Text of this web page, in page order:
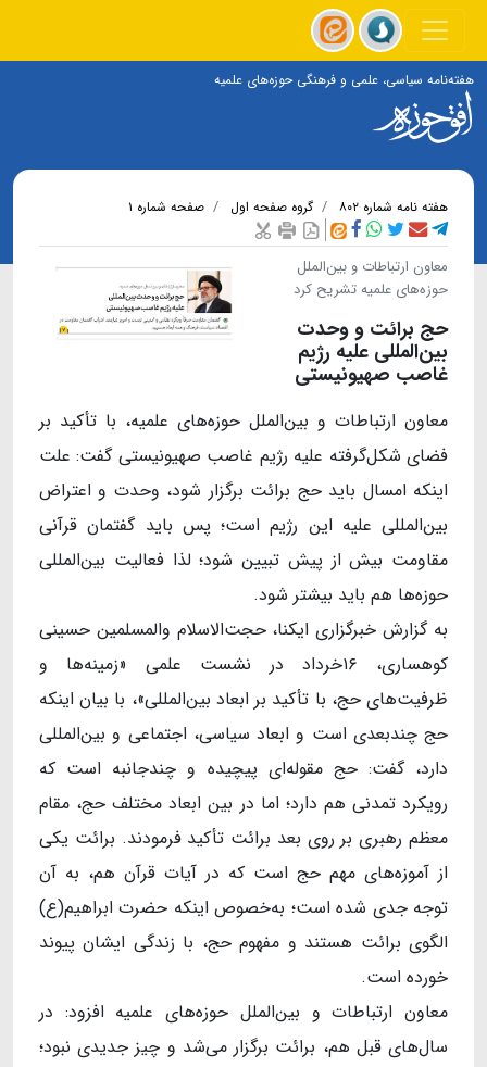
هفته‌نامه سیاسی، علمی و فرهنگی حوزه‌های علمیه
هفته نامه شماره ۸۰۲ گروه صفحه اول صفحه شماره ۱
معاون ارتباطات و بین‌الملل
حوزه‌های علمیه تشریح کرد
حج برائت و وحدت
بین‌المللی علیه رژیم
غاصب صهیونیستی
معاون ارتباطات و بین‌الملل حوزه‌های علمیه، با تأکید بر
فضای شکل‌گرفته علیه رژیم غاصب صهیونیستی گفت: علت
اینکه امسال باید حج برائت برگزار شود، وحدت و اعتراض
بین‌المللی علیه این رژیم است؛ پس باید گفتمان قرآنی
مقاومت بیش از پیش تبیین شود؛ لذا فعالیت بین‌المللی
حوزه‌ها هم باید بیشتر شود.
به گزارش خبرگزاری ایکنا، حجت‌الاسلام والمسلمین حسینی
کوهساری، ۱۶خرداد در نشست علمی «زمینه‌ها و
ظرفیت‌های حج، با تأکید بر ابعاد بین‌المللی»، با بیان اینکه
حج چندبعدی است و ابعاد سیاسی، اجتماعی و بین‌المللی
دارد، گفت: حج مقوله‌ای پیچیده و چندجانبه است که
رویکرد تمدنی هم دارد؛ اما در بین ابعاد مختلف حج، مقام
معظم رهبری بر روی بعد برائت تأکید فرمودند. برائت یکی
از آموزه‌های مهم حج است که در آیات قرآن هم، به آن
توجه جدی شده است؛ به‌خصوص اینکه حضرت ابراهیم(ع)
الگوی برائت هستند و مفهوم حج، با زندگی ایشان پیوند
خورده است.
معاون ارتباطات و بین‌الملل حوزه‌های علمیه افزود: در
سال‌های قبل هم، برائت برگزار می‌شد و چیز جدیدی نبود؛